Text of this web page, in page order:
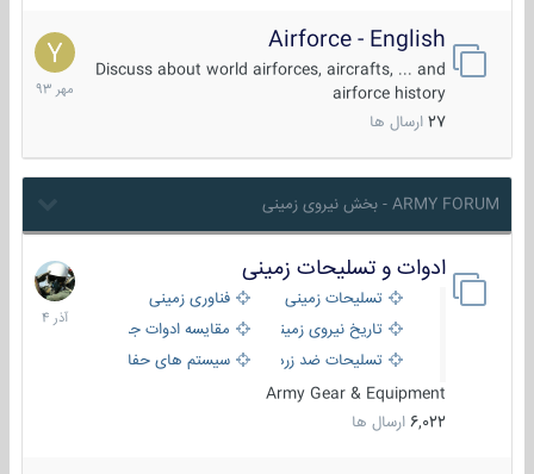
Airforce - English
Discuss about world airforces, aircrafts, ... and
airforce history
27 ارسال ها
15
مهر
1393
ARMY FORUM - بخش نیروی زمینی
ادوات و تسلیحات زمینی
تسلیحات زمینی
فناوری زمینی
تاریخ نیروی زمینی
مقایسه ادوات جنگی
تسلیحات ضد زره
سیستم های حفاظت فعال
Army Gear & Equipment
6,022 ارسال ها
21
آذر
1404